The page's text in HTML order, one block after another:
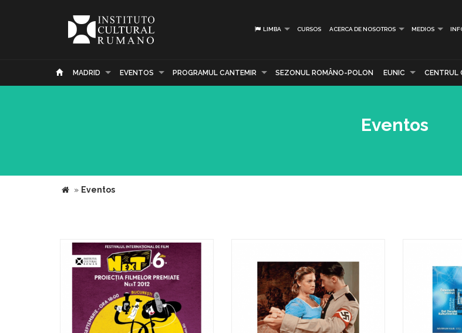
LIMBA CURSOS ACERCA DE NOSOTROS MEDIOS
MADRID EVENTOS PROGRAMUL CANTEMIR SEZONUL ROMÂNO-POLON EUNIC CENTRUL
Eventos
» Eventos